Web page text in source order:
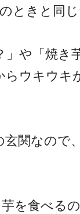
ときと同
」や「焼
らウキウキ
関なので
を食べる